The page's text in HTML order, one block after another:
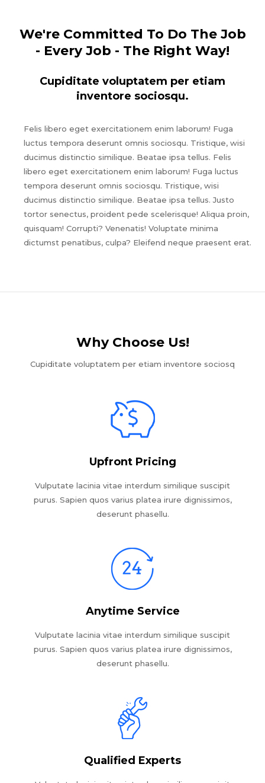
We're Committed To Do The Job
- Every Job - The Right Way!
Cupiditate voluptatem per etiam
inventore sociosqu.
Felis libero eget exercitationem enim laborum! Fuga
luctus tempora deserunt omnis sociosqu. Tristique, wisi
ducimus distinctio similique. Beatae ipsa tellus. Felis
libero eget exercitationem enim laborum! Fuga luctus
tempora deserunt omnis sociosqu. Tristique, wisi
ducimus distinctio similique. Beatae ipsa tellus. Justo
tortor senectus, proident pede scelerisque! Aliqua proin,
quisquam! Corrupti? Venenatis! Voluptate minima
dictumst penatibus, culpa? Eleifend neque praesent erat.
Why Choose Us!​
Cupiditate voluptatem per etiam inventore sociosq
Upfront Pricing
Vulputate lacinia vitae interdum similique suscipit
purus. Sapien quos varius platea irure dignissimos,
deserunt phasellu.
Anytime Service
Vulputate lacinia vitae interdum similique suscipit
purus. Sapien quos varius platea irure dignissimos,
deserunt phasellu.
Qualified Experts